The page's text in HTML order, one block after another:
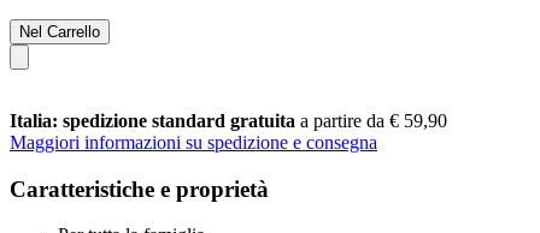
Nel Carrello
Italia: spedizione standard gratuita a partire da € 59,90
Maggiori informazioni su spedizione e consegna
Caratteristiche e proprietà